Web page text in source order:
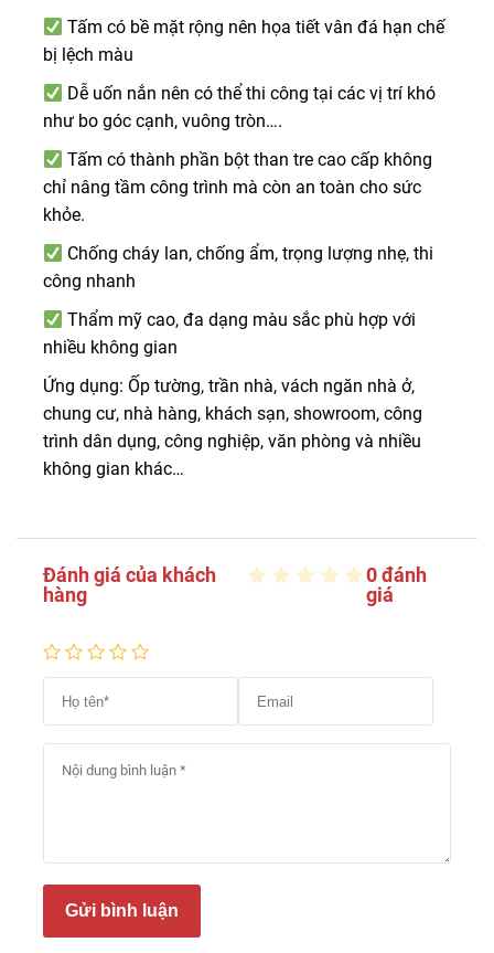
Tấm có bề mặt rộng nên họa tiết vân đá hạn chế
bị lệch màu
Dễ uốn nắn nên có thể thi công tại các vị trí khó
như bo góc cạnh, vuông tròn….
Tấm có thành phần bột than tre cao cấp không
chỉ nâng tầm công trình mà còn an toàn cho sức
khỏe.
Chống cháy lan, chống ẩm, trọng lượng nhẹ, thi
công nhanh
Thẩm mỹ cao, đa dạng màu sắc phù hợp với
nhiều không gian
Ứng dụng: Ốp tường, trần nhà, vách ngăn nhà ở,
chung cư, nhà hàng, khách sạn, showroom, công
trình dân dụng, công nghiệp, văn phòng và nhiều
không gian khác…
Đánh giá của khách
hàng
0 đánh
giá
Gửi bình luận